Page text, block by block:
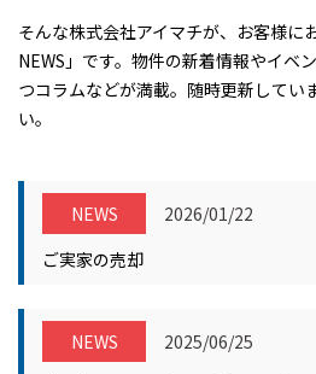
そんな株式会社アイマチが、お客様に
NEWS」です。物件の新着情報やイベ
つコラムなどが満載。随時更新してい
い。
NEWS
2026/01/22
ご実家の売却
NEWS
2025/06/25